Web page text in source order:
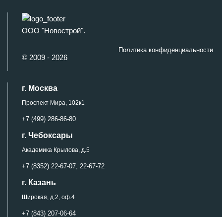
ООО "Новострой".
© 2009 - 2026
Политика конфиденциальности
г. Москва
Проспект Мира, 102к1
+7 (499) 286-86-80
г. Чебоксары
Академика Крылова, д.5
+7 (8352) 22-67-07, 22-67-72
г. Казань
Широкая, д.2, оф.4
+7 (843) 207-06-64